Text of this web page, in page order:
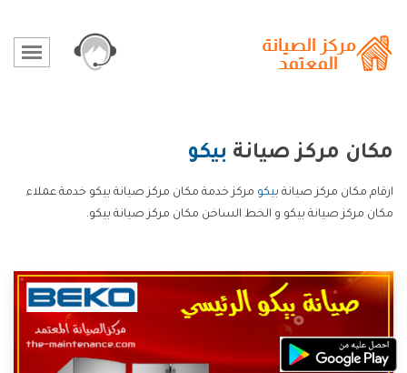
مكان مركز صيانة بيكو
ارقام مكان مركز صيانة بيكو مركز خدمة مكان مركز صيانة بيكو خدمة عملاء
مكان مركز صيانة بيكو و الخط الساخن مكان مركز صيانة بيكو.